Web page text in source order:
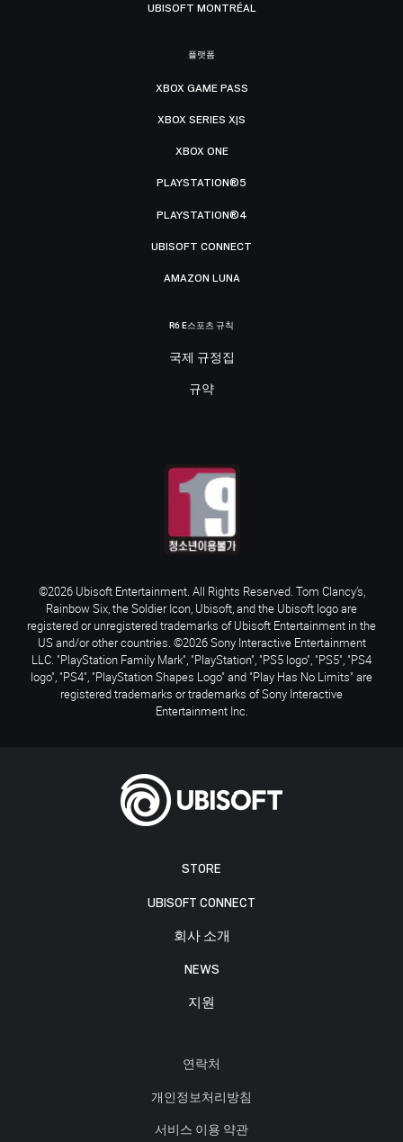
STORE
UBISOFT CONNECT
회사 소개
NEWS
지원
연락처
개인정보처리방침
서비스 이용 약관
UBISOFT MONTRÉAL
플랫폼
XBOX GAME PASS
XBOX SERIES X|S
XBOX ONE
PLAYSTATION®5
PLAYSTATION®4
UBISOFT CONNECT
AMAZON LUNA
R6 E스포츠 규칙
국제 규정집
규약
©2026 Ubisoft Entertainment. All Rights Reserved. Tom Clancy’s,
Rainbow Six, the Soldier Icon, Ubisoft, and the Ubisoft logo are
registered or unregistered trademarks of Ubisoft Entertainment in the
US and/or other countries. ©2026 Sony Interactive Entertainment
LLC. "PlayStation Family Mark", "PlayStation", "PS5 logo", "PS5", "PS4
logo", "PS4", "PlayStation Shapes Logo" and "Play Has No Limits" are
registered trademarks or trademarks of Sony Interactive
Entertainment Inc.